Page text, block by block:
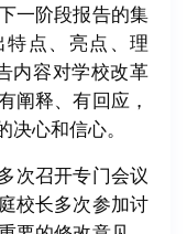
一阶段报告的集
点、亮点、理
内容对学校改革
阐释、有回应，
心和信心。
次召开专门会议
校长多次参加讨